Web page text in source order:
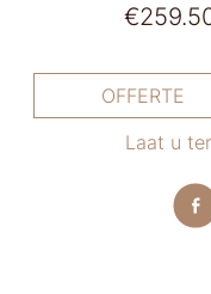
€
OFFERTE
Laat u